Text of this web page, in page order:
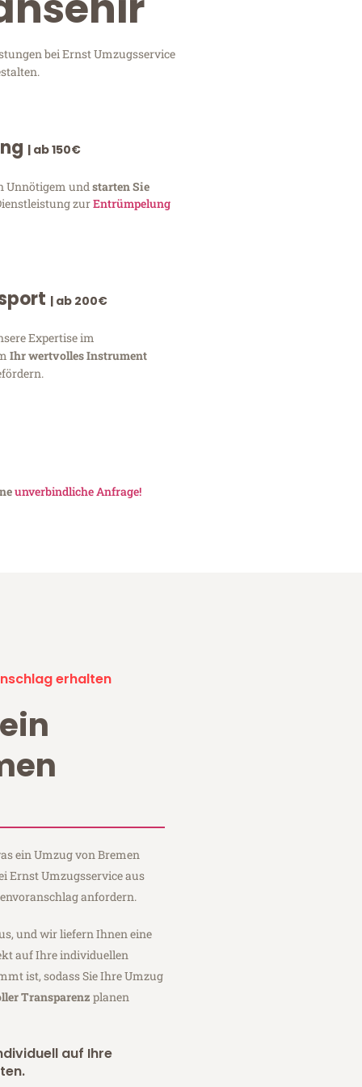
bei Ernst Umzugsservice
| ab 150€
Unnötigem und starten Sie
zurEntrümpelung
| ab 200€
Expertise im
Ihr wertvolles Instrument
unverbindliche Anfrage!
erhalten
ein Umzug von Bremen
Ernst Umzugsservice aus
anfordern.
und wir liefern Ihnen eine
auf Ihre individuellen
ist, sodass Sie Ihre Umzug
Transparenz planen
auf Ihre